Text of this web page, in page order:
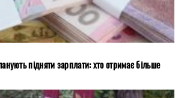
підняти зарплати: хто отримає більше